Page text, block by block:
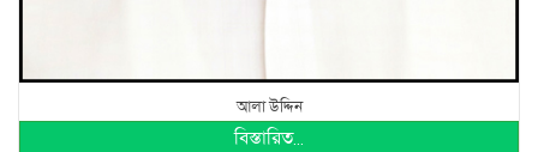
আলা উদ্দিন
বিস্তারিত...